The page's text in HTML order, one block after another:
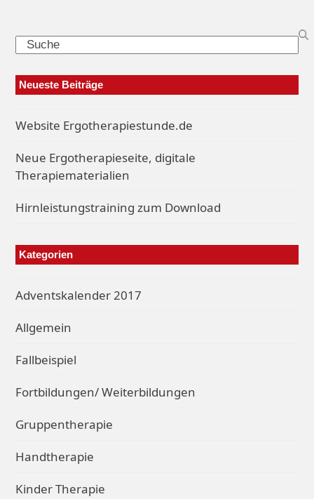
Search
Neueste Beiträge
Website Ergotherapiestunde.de
Neue Ergotherapieseite, digitale
Therapiematerialien
Hirnleistungstraining zum Download
Kategorien
Adventskalender 2017
Allgemein
Fallbeispiel
Fortbildungen/ Weiterbildungen
Gruppentherapie
Handtherapie
Kinder Therapie